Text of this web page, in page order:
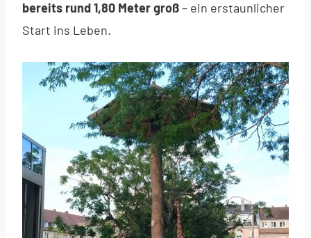
bereits rund 1,80 Meter groß– ein erstaunlicher
Start ins Leben.